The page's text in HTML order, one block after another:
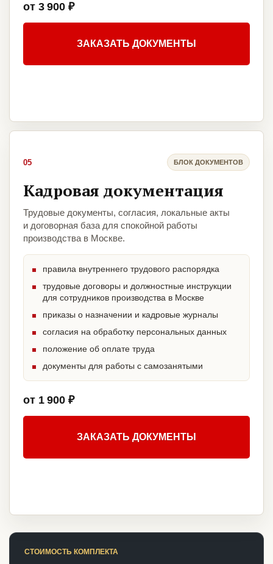
от 3 900 ₽
ЗАКАЗАТЬ ДОКУМЕНТЫ
05 БЛОК ДОКУМЕНТОВ
Кадровая документация
Трудовые документы, согласия, локальные акты
и договорная база для спокойной работы
производства в Москве.
правила внутреннего трудового распорядка
трудовые договоры и должностные инструкции
для сотрудников производства в Москве
приказы о назначении и кадровые журналы
согласия на обработку персональных данных
положение об оплате труда
документы для работы с самозанятыми
от 1 900 ₽
ЗАКАЗАТЬ ДОКУМЕНТЫ
СТОИМОСТЬ КОМПЛЕКТА